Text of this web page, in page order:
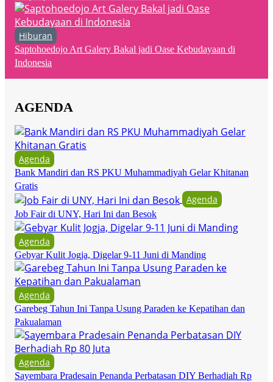
Hiburan
Saptohoedojo Art Galery Bakal jadi Oase Kebudayaan di
Indonesia
AGENDA
Agenda
Bank Mandiri dan RS PKU Muhammadiyah Gelar Khitanan
Gratis
Agenda
Job Fair di UNY, Hari Ini dan Besok
Agenda
Gebyar Kulit Jogja, Digelar 9-11 Juni di Manding
Agenda
Garebeg Tahun Ini Tanpa Usung Paraden ke Kepatihan dan
Pakualaman
Agenda
Sayembara Pradesain Penanda Perbatasan DIY Berhadiah Rp